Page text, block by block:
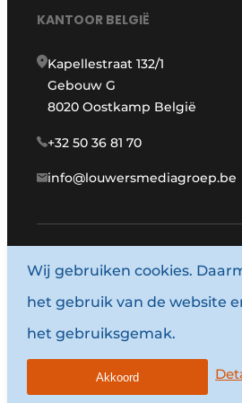
KANTOOR BELGIË
Kapellestraat 132/1
Gebouw G
8020 Oostkamp België
+32 50 36 81 70
info@louwersmediagroep.be
© 1987 - 2026
Algemene
Wij gebruiken cookies.
het gebruik van de website
het gebruiksgemak.
Akkoord